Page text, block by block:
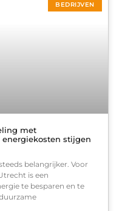
BEDRIJVEN
met
stijgen
belangrijker. Voor
is een
te besparen en te